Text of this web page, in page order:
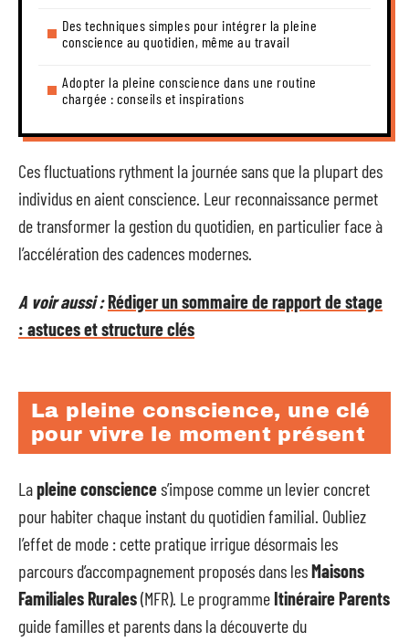
Des techniques simples pour intégrer la pleine
conscience au quotidien, même au travail
Adopter la pleine conscience dans une routine
chargée : conseils et inspirations
Ces fluctuations rythment la journée sans que la plupart des
individus en aient conscience. Leur reconnaissance permet
de transformer la gestion du quotidien, en particulier face à
l’accélération des cadences modernes.
A voir aussi :Rédiger un sommaire de rapport de stage
: astuces et structure clés
La pleine conscience, une clé
pour vivre le moment présent
Lapleine consciences’impose comme un levier concret
pour habiter chaque instant du quotidien familial. Oubliez
l’effet de mode : cette pratique irrigue désormais les
parcours d’accompagnement proposés dans lesMaisons
Familiales Rurales(MFR). Le programmeItinéraire Parents
guide familles et parents dans la découverte du